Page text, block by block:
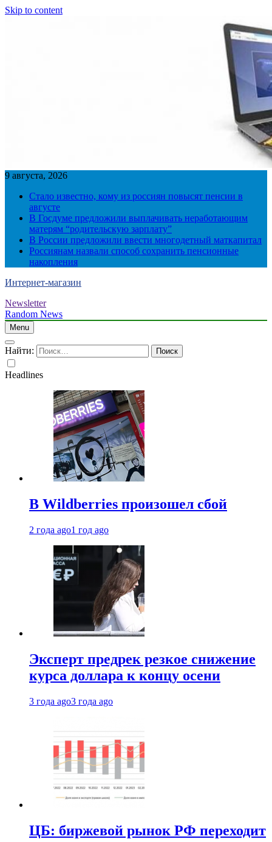
Skip to content
9 августа, 2026
Стало известно, кому из россиян повысят пенсии в
августе
В Госдуме предложили выплачивать неработающим
матерям “родительскую зарплату”
В России предложили ввести многодетный маткапитал
Россиянам назвали способ сохранить пенсионные
накопления
Интернет-магазин
Newsletter
Random News
Menu
Найти:
Headlines
В Wildberries произошел сбой
2 года ago1 год ago
Эксперт предрек резкое снижение
курса доллара к концу осени
3 года ago3 года ago
ЦБ: биржевой рынок РФ переходит